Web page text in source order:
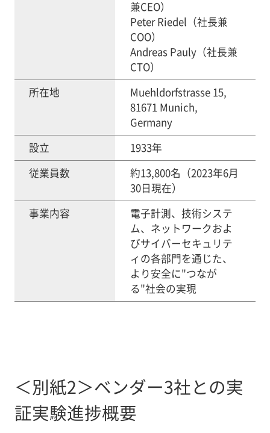
兼CEO）
Peter Riedel（社長兼
COO）
Andreas Pauly（社長兼
CTO）
所在地
Muehldorfstrasse 15,
81671 Munich,
Germany
設立
1933年
従業員数
約13,800名（2023年6月
30日現在）
事業内容
電子計測、技術システ
ム、ネットワークおよ
びサイバーセキュリテ
ィの各部門を通じた、
より安全に"つなが
る"社会の実現
＜別紙2＞ベンダー3社との実
証実験進捗概要